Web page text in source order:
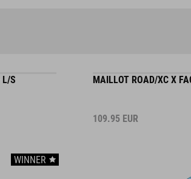
L/S
WINNER
MAILLOT ROAD/XC X
109.95 EUR